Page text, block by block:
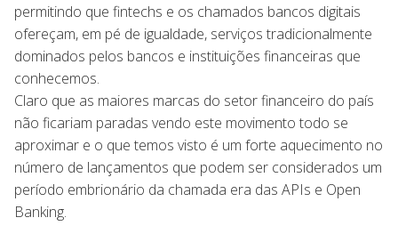
permitindo que fintechs e os chamados bancos digitais
ofereçam, em pé de igualdade, serviços tradicionalmente
dominados pelos bancos e instituições financeiras que
conhecemos.
Claro que as maiores marcas do setor financeiro do país
não ficariam paradas vendo este movimento todo se
aproximar e o que temos visto é um forte aquecimento no
número de lançamentos que podem ser considerados um
período embrionário da chamada era das APIs e Open
Banking.